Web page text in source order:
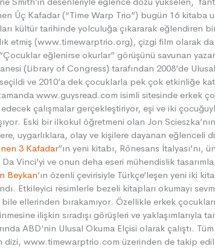
Üç Kafadar (“Time Warp Trio”) bugün 16 kitaba
kültür tarihinde yolculuğa çıkararak eğlendiren
etmiş (www.timewarptrio.org), çizgi film olarak da
“Çocuklar eğlenirse okurlar” görüşünü savunan
(Library of Congress) tarafından 2008’de
ve 2010’a dek çocuklarla pek çok etkinliğe
www.guysread.com isimli sitesinde erkek
çalışmalar gerçekleştiriyor, eşi ve iki
Eski bir ilkokul öğretmeni olan Jon
uygarlıklara, olay ve kişilere dayanan eğlenceli
3 Kafadar”ın yeni kitabı, Rönesans İtalyası’nı,
Vinci’yi ve onun deha eseri mühendislik
Beykan’ın özenli çevirisiyle Türkçe’leşen yeni iki
Etkileyici resimlerle bezeli kitapları okumayı
ellerinden bırakamıyor. Özellikle erkek
ilişkin sıradışı görüşleri ve yaklaşımlarıyla
ABD’nin Ulusal Okuma Elçisi olarak çalıştı.
dizi, www.timewarptrio.com üzerinden de takip